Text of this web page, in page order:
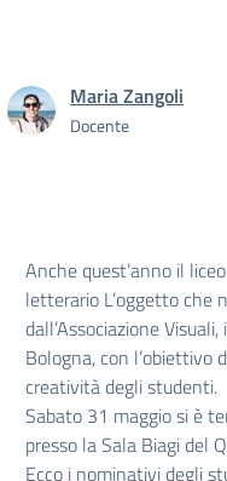
Maria Zangoli
Docente
Anche quest’anno il
letterario L’oggetto che
dall’Associazione
Bologna, con l’obiettivo
creatività degli studenti.
Sabato 31 maggio si è
presso la Sala Biagi del
Ecco i nominativi degli